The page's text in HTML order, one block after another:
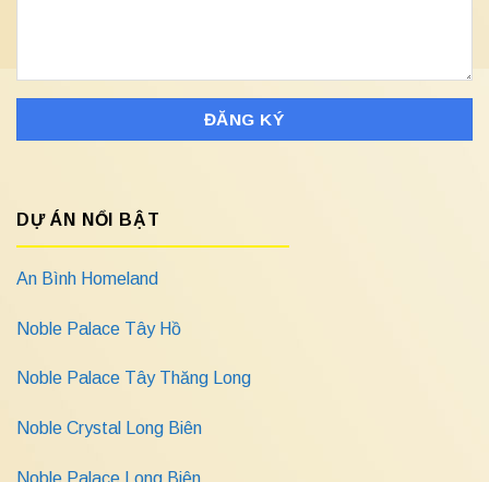
DỰ ÁN NỔI BẬT
An Bình Homeland
Noble Palace Tây Hồ
Noble Palace Tây Thăng Long
Noble Crystal Long Biên
Noble Palace Long Biên